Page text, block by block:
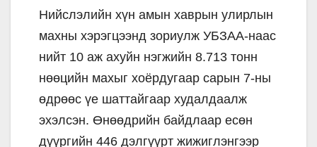
Нийслэлийн хүн амын хаврын улирлын
махны хэрэгцээнд зориулж УБЗАА-наас
нийт 10 аж ахуйн нэгжийн 8.713 тонн
нөөцийн махыг хоёрдугаар сарын 7-ны
өдрөөс үе шаттайгаар худалдаалж
эхэлсэн. Өнөөдрийн байдлаар есөн
дүүргийн 446 дэлгүүрт жижиглэнгээр